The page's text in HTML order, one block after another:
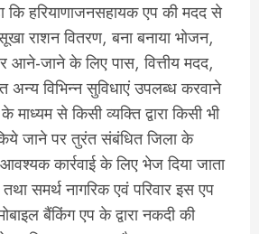
कि हरियाणाजनसहायक एप की मदद से
राशन वितरण, बना बनाया भोजन,
आने-जाने के लिए पास, वित्तीय मदद,
विभिन्न सुविधाएं उपलब्ध करवाने
से किसी व्यक्ति द्वारा किसी भी
जाने पर तुरंत संबंधित जिला के
कार्रवाई के लिए भेज दिया जाता
समर्थ नागरिक एवं परिवार इस एप
बैंकिंग एप के द्वारा नकदी की